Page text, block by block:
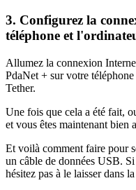
3. Configurez la
téléphone et
Allumez la connexion
PdaNet + sur votre
Tether.
Une fois que cela a été fait,
et vous êtes maintenant bien
Et voilà comment faire pour
un câble de données USB.
hésitez pas à le laisser dans